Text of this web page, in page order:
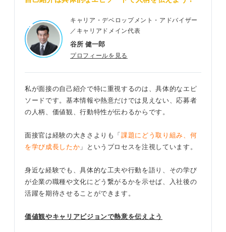
キャリア・デベロップメント・アドバイザー
／キャリアドメイン代表
谷所 健一郎
プロフィールを見る
私が面接の自己紹介で特に重視するのは、具体的なエピ
ソードです。基本情報や熱意だけでは見えない、応募者
の人柄、価値観、行動特性が伝わるからです。
面接官は経験の大きさよりも「課題にどう取り組み、何
を学び成長したか 」というプロセスを注視しています。
身近な経験でも、具体的な工夫や行動を語り、その学び
が企業の職種や文化にどう繋がるかを示せば、入社後の
活躍を期待させることができます。
価値観やキャリアビジョンで熱意を伝えよう